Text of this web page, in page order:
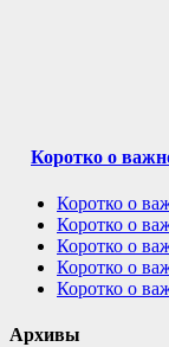
Коротко о
Коротко о
Коротко о
Коротко о
Коротко о
Коротко о
Архивы